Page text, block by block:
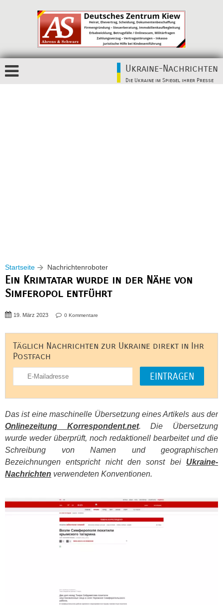
Ukraine-Nachrichten
Die Ukraine im Spiegel ihrer Presse
Startseite Nachrichtenroboter
Ein Krimtatar wurde in der Nähe von
Simferopol entführt
19. März 2023 0 Kommentare
Täglich Nachrichten zur Ukraine direkt in Ihr
Postfach
Das ist eine maschinelle Übersetzung eines Artikels aus der
Onlinezeitung Korrespondent.net. Die Übersetzung
wurde weder überprüft, noch redaktionell bearbeitet und die
Schreibung von Namen und geographischen
Bezeichnungen entspricht nicht den sonst bei Ukraine-
Nachrichten verwendeten Konventionen.